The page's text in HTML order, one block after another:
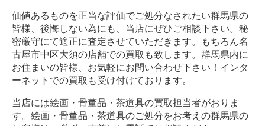
価値あるものを正当な評価でご処分なされたい群馬県の
皆様、後悔しない為にも、当店にぜひご相談下さい。秘
密厳守にて適正に査定させていただきます。もちろん名
古屋市中区大須の店舗での買取も致します。群馬県内に
お住まいの皆様、お気軽にお問い合わせ下さい！インタ
ーネットでの買取も受け付けております。
当店には絵画・骨董品・茶道具の買取担当者がおりま
す。絵画・骨董品・茶道具のご処分をお考えの群馬県の